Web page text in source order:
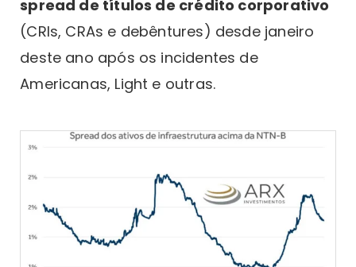
spread de títulos de crédito corporativo
(CRIs, CRAs e debêntures) desde janeiro
deste ano após os incidentes de
Americanas, Light e outras.